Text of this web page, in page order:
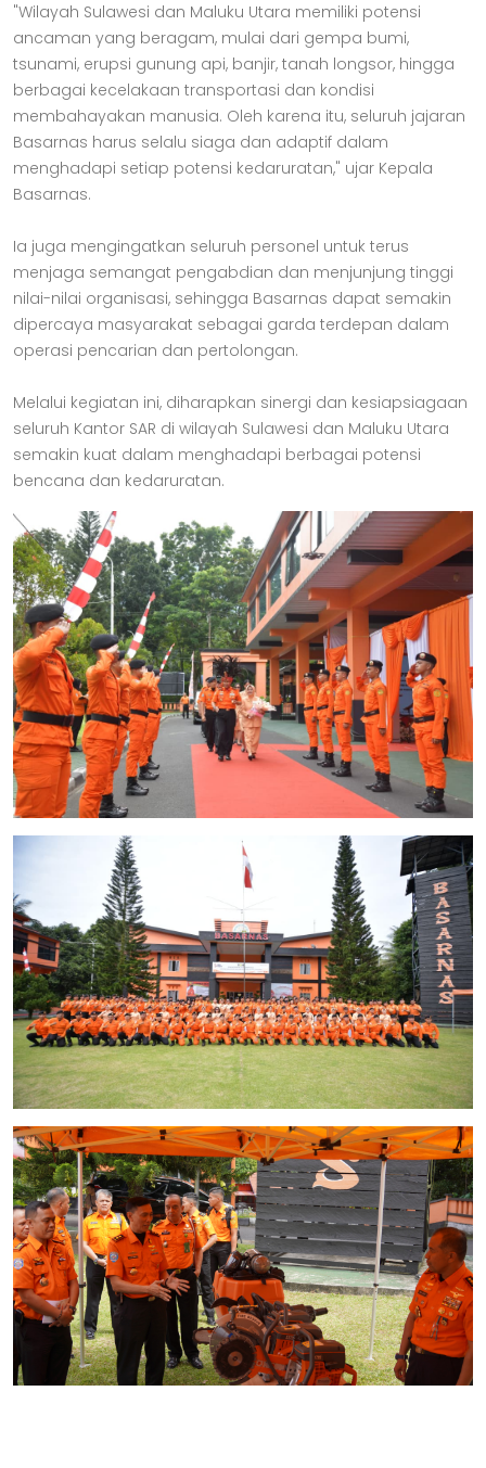
"Wilayah Sulawesi dan Maluku Utara memiliki potensi
ancaman yang beragam, mulai dari gempa bumi,
tsunami, erupsi gunung api, banjir, tanah longsor, hingga
berbagai kecelakaan transportasi dan kondisi
membahayakan manusia. Oleh karena itu, seluruh jajaran
Basarnas harus selalu siaga dan adaptif dalam
menghadapi setiap potensi kedaruratan," ujar Kepala
Basarnas.
Ia juga mengingatkan seluruh personel untuk terus
menjaga semangat pengabdian dan menjunjung tinggi
nilai-nilai organisasi, sehingga Basarnas dapat semakin
dipercaya masyarakat sebagai garda terdepan dalam
operasi pencarian dan pertolongan.
Melalui kegiatan ini, diharapkan sinergi dan kesiapsiagaan
seluruh Kantor SAR di wilayah Sulawesi dan Maluku Utara
semakin kuat dalam menghadapi berbagai potensi
bencana dan kedaruratan.